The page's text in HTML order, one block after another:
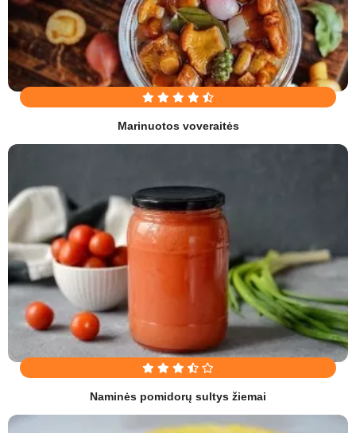
Marinuotos voveraitės
Naminės pomidorų sultys žiemai